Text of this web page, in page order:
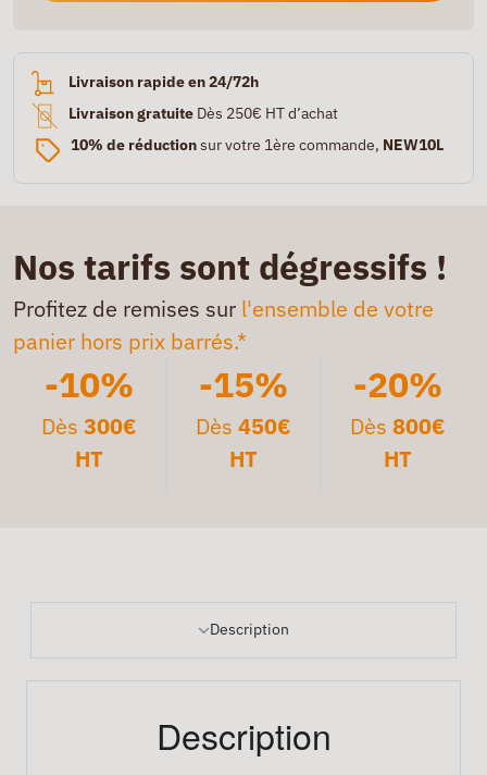
Livraison rapide en 24/72h
Livraison gratuite Dès 250€ HT d’achat
10% de réductionsur votre 1ère commande, NEW10L
Nos tarifs sont dégressifs !
Profitez de remises sur l'ensemble de votre
panier hors prix barrés.*
-10%
Dès300€
HT
-15%
Dès 450€
HT
-20%
Dès 800€
HT
Description
Description